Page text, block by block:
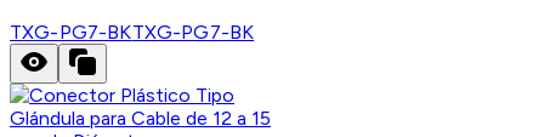
TXG-PG7-BKTXG-PG7-BK